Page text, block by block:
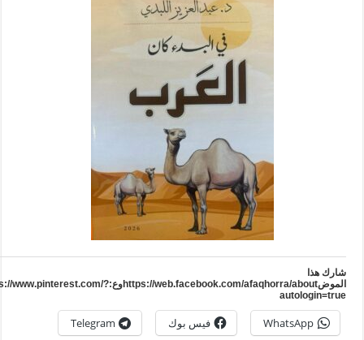
هذا
الموضhttps://web.facebook.com/afaqhorra/aboutوع:https://www.pinterest.com/?
WhatsApp فيس بوك Telegram